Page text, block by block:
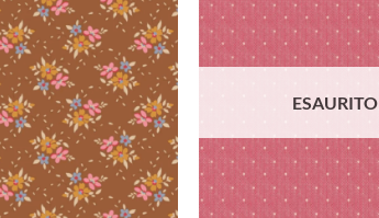
Aggiungi
alla lista
dei
desideri
ESAURITO